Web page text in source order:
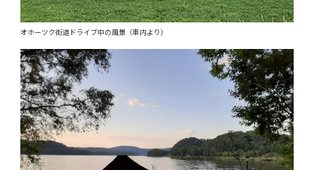
オホーツク街道ドライブ中の風景（車内より）